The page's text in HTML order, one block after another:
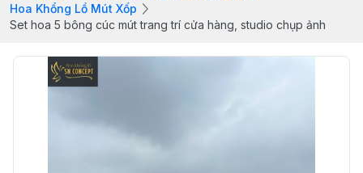
Hoa Khổng Lồ Mút Xốp
Set hoa 5 bông cúc mút trang trí cửa hàng, studio chụp ảnh